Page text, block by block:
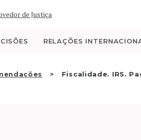
RELAÇÕES
Fiscalidade. IRS.
E